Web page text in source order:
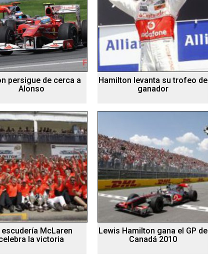
persigue de cerca a
Alonso
Hamilton levanta su trofeo de
ganador
escudería McLaren
la victoria
Lewis Hamilton gana el GP de
Canadá 2010